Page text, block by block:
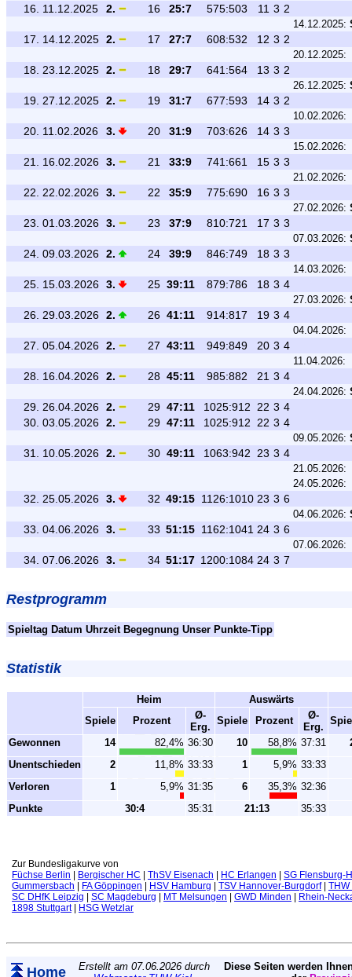
16. 11.12.2025 2. 16 25:7 575:503 11 3 2
14.12.2025:
17. 14.12.2025 2. 17 27:7 608:532 12 3 2
20.12.2025:
18. 23.12.2025 2. 18 29:7 641:564 13 3 2
26.12.2025:
19. 27.12.2025 2. 19 31:7 677:593 14 3 2
10.02.2026:
20. 11.02.2026 3. 20 31:9 703:626 14 3 3
15.02.2026:
21. 16.02.2026 3. 21 33:9 741:661 15 3 3
21.02.2026:
22. 22.02.2026 3. 22 35:9 775:690 16 3 3
27.02.2026:
23. 01.03.2026 3. 23 37:9 810:721 17 3 3
07.03.2026:
24. 09.03.2026 2. 24 39:9 846:749 18 3 3
14.03.2026:
25. 15.03.2026 3. 25 39:11 879:786 18 3 4
27.03.2026:
26. 29.03.2026 2. 26 41:11 914:817 19 3 4
04.04.2026:
27. 05.04.2026 2. 27 43:11 949:849 20 3 4
11.04.2026:
28. 16.04.2026 2. 28 45:11 985:882 21 3 4
24.04.2026:
29. 26.04.2026 2. 29 47:11 1025:912 22 3 4
30. 03.05.2026 2. 29 47:11 1025:912 22 3 4
09.05.2026:
31. 10.05.2026 2. 30 49:11 1063:942 23 3 4
21.05.2026:
24.05.2026:
32. 25.05.2026 3. 32 49:15 1126:1010 23 3 6
04.06.2026:
33. 04.06.2026 3. 33 51:15 1162:1041 24 3 6
07.06.2026:
34. 07.06.2026 3. 34 51:17 1200:1084 24 3 7
Restprogramm
Spieltag Datum Uhrzeit Begegnung Unser Punkte-Tipp
Statistik
Heim
Auswärts
Spiele
Prozent
Ø-
Erg.
Spiele Prozent
Ø-
Erg.
Gewonnen
14 82,4% 36:30 10 58,8% 37:31
Unentschieden
2 11,8% 33:33 1 5,9% 33:33
Verloren
1 5,9% 31:35 6 35,3% 32:36
Punkte
30:4 35:31 21:13 35:33
Zur Bundesligakurve von
Füchse Berlin
Bergischer HC ThSV Eisenach HC Erlangen
SG Flensburg-
Gummersbach
FA Göppingen HSV Hamburg TSV Hannover-Burgdorf| THW
SC DHfK Leipzig
SC Magdeburg MT Melsungen GWD Minden
Rhein-
1898 Stuttgart| HSG Wetzlar
Home
Erstellt am 07.06.2026 durch
Diese Seiten werden